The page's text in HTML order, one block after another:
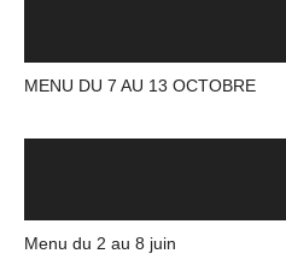
MENU DU 7 AU 13 OCTOBRE
Menu du 2 au 8 juin